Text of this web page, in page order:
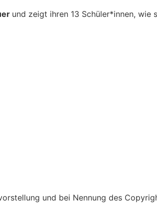
und zeigt ihren 13 Schüler*innen, wie
und bei Nennung des